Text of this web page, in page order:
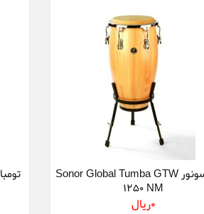
تومبا سونور Sonor Global Tumba GTW
1250 NM
0ريال